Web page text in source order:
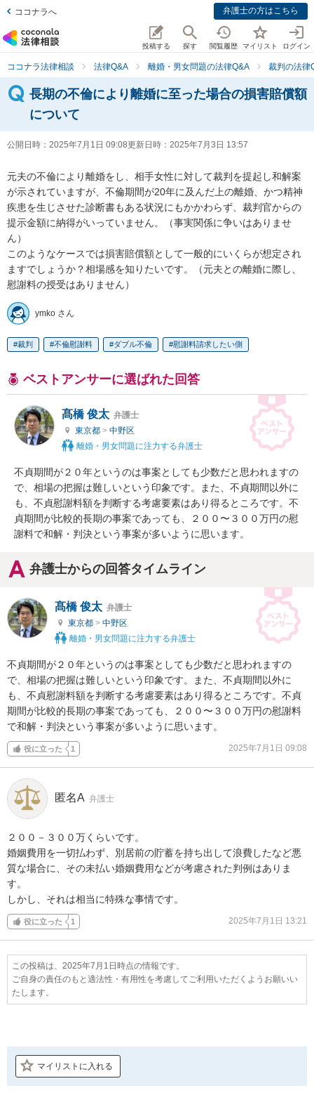
ココナラへ 弁護士の方はこちら
投稿する 探す 閲覧履歴 マイリスト ログイン
ココナラ法律相談 法律Q&A 離婚・男女問題の法律Q&A 裁判の法律
長期の不倫により離婚に至った場合の損害賠償額
について
公開日時： 2025年7月1日 09:08更新日時： 2025年7月3日 13:57
元夫の不倫により離婚をし、相手女性に対して裁判を提起し和解案
が示されていますが、不倫期間が20年に及んだ上の離婚、かつ精神
疾患を生じさせた診断書もある状況にもかかわらず、裁判官からの
提示金額に納得がいっていません。（事実関係に争いはありませ
ん）
このようなケースでは損害賠償額として一般的にいくらが想定され
ますでしょうか？相場感を知りたいです。（元夫との離婚に際し、
慰謝料の授受はありません）
ymko さん
裁判 不倫慰謝料 ダブル不倫 慰謝料請求したい側
ベストアンサーに選ばれた回答
髙橋 俊太 弁護士
東京都 > 中野区
離婚・男女問題に注力する弁護士
不貞期間が２０年というのは事案としても少数だと思われますの
で、相場の把握は難しいという印象です。また、不貞期間以外に
も、不貞慰謝料額を判断する考慮要素はあり得るところです。不
貞期間が比較的長期の事案であっても、２００〜３００万円の慰
謝料で和解・判決という事案が多いように思います。
弁護士からの回答タイムライン
髙橋 俊太 弁護士
東京都 > 中野区
離婚・男女問題に注力する弁護士
不貞期間が２０年というのは事案としても少数だと思われますの
で、相場の把握は難しいという印象です。また、不貞期間以外に
も、不貞慰謝料額を判断する考慮要素はあり得るところです。不貞
期間が比較的長期の事案であっても、２００〜３００万円の慰謝料
で和解・判決という事案が多いように思います。
役に立った 1 2025年7月1日 09:08
匿名A 弁護士
２００－３００万くらいです。
婚姻費用を一切払わず、別居前の貯蓄を持ち出して浪費したなど悪
質な場合に、その未払い婚姻費用などが考慮された判例はありま
す。
しかし、それは相当に特殊な事情です。
役に立った 1 2025年7月1日 13:21
この投稿は、2025年7月1日時点の情報です。
ご自身の責任のもと適法性・有用性を考慮してご利用いただくようお願いい
たします。
マイリストに入れる